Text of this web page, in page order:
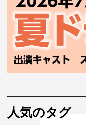
人気のタグ